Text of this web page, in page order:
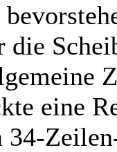
die
eine
34-